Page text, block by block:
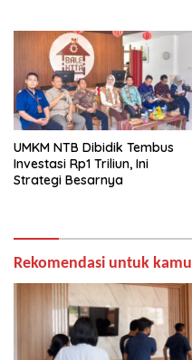
UMKM NTB Dibidik Tembus
Investasi Rp1 Triliun, Ini
Strategi Besarnya
Rekomendasi untuk kamu